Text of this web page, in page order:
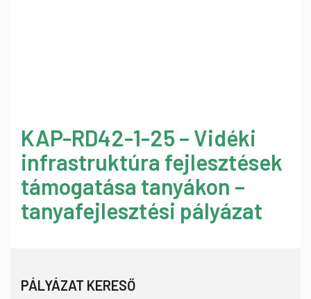
KAP-RD42-1-25 – Vidéki
infrastruktúra fejlesztések
támogatása tanyákon –
tanyafejlesztési pályázat
PÁLYÁZAT KERESŐ